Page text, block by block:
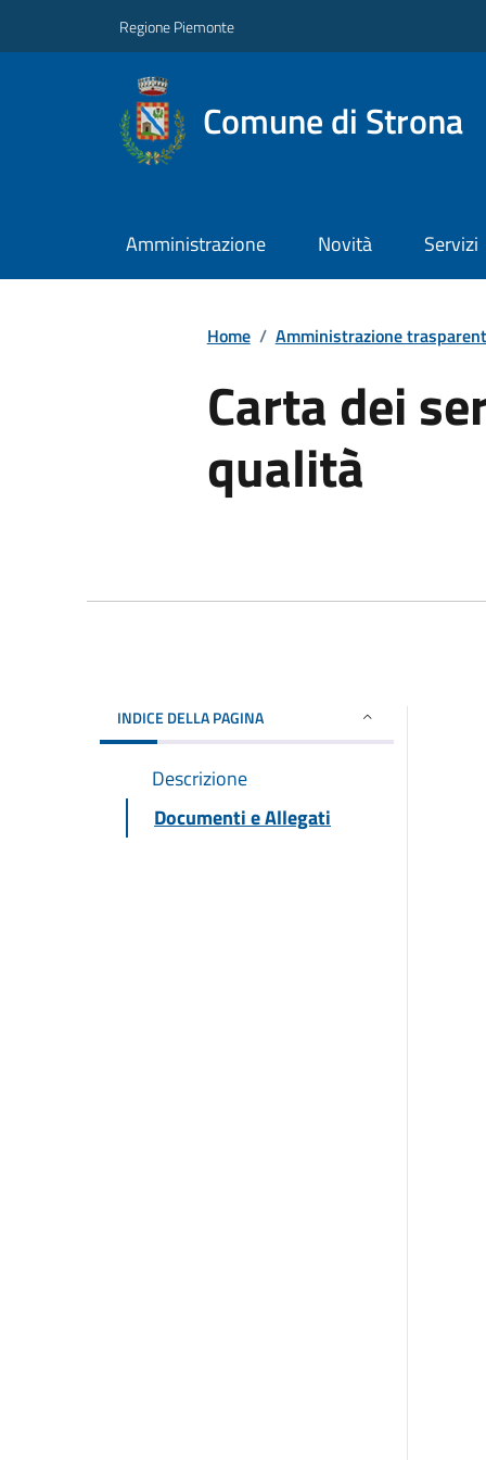
Regione Piemonte
Comune di Strona
Amministrazione Novità Servizi
Home / Amministrazione
Carta dei
qualità
INDICE DELLA PAGINA
Descrizione
Documenti e Allegati